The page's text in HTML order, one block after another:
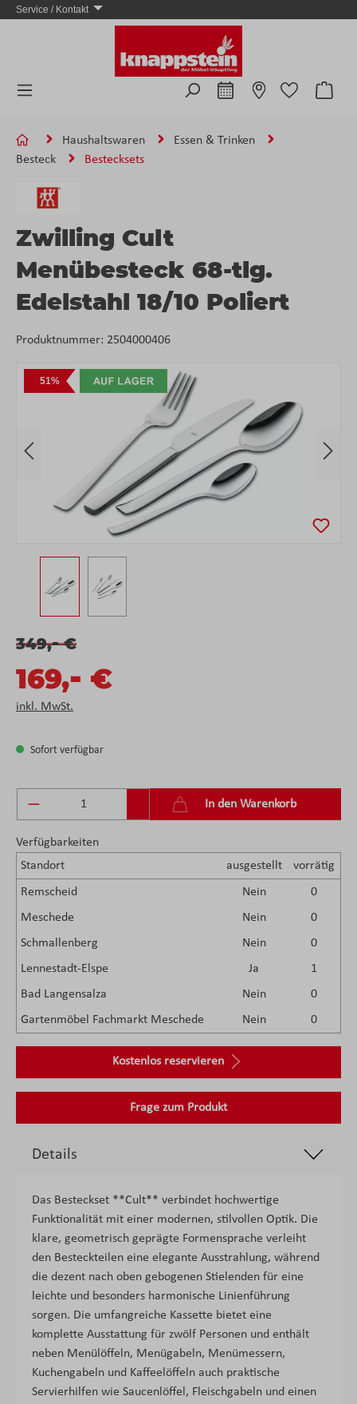
Zum Hauptinhalt springen
Service / Kontakt
Haushaltswaren
Essen & Trinken
Besteck
Bestecksets
51%
Bildergalerie überspringen
Zwilling Cult
Menübesteck 68-tlg.
Edelstahl 18/10 Poliert
Produktnummer: 2504000406
349,-€
169,- €
inkl. MwSt.
Sofort verfügbar
Produkt Anzahl: Gib den gewünschten Wert
In den Warenkorb
Verfügbarkeiten
Standort
ausgestellt vorrätig
Remscheid Nein
0
Meschede
Nein
0
Schmallenberg
Nein
0
Lennestadt-Elspe
Ja
1
Bad Langensalza
Nein
0
Gartenmöbel Fachmarkt Meschede
Nein 0
Kostenlos reservieren
Frage zum Produkt
Details
Das Besteckset **Cult** verbindet hochwertige
Funktionalität mit einer modernen, stilvollen Optik. Die
klare, geometrisch geprägte Formensprache verleiht
den Besteckteilen eine elegante Ausstrahlung, während
die dezent nach oben gebogenen Stielenden für eine
leichte und besonders harmonische Linienführung
sorgen. Die umfangreiche Kassette bietet eine
komplette Ausstattung für zwölf Personen und enthält
neben Menülöffeln, Menügabeln, Menümessern,
Kuchengabeln und Kaffeelöffeln auch praktische
Servierhilfen wie Saucenlöffel, Fleischgabeln und einen